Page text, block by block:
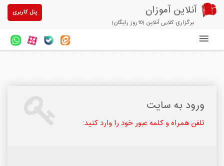
آنلاین آموزان
برگزاری کلاس آنلاین (10روز رایگان)
پنل کاربری
خرید سرویس کلاس آنلاین
ورود به سایت
تلفن همراه و کلمه عبور خود را وارد کنید: